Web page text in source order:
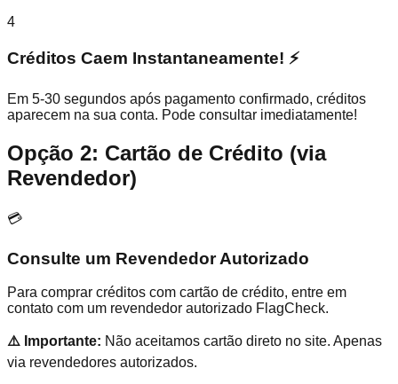
4
Créditos Caem Instantaneamente! ⚡
Em 5-30 segundos após pagamento confirmado, créditos
aparecem na sua conta. Pode consultar imediatamente!
Opção 2: Cartão de Crédito (via
Revendedor)
💳
Consulte um Revendedor Autorizado
Para comprar créditos com cartão de crédito, entre em
contato com um revendedor autorizado FlagCheck.
⚠️ Importante: Não aceitamos cartão direto no site. Apenas
via revendedores autorizados.